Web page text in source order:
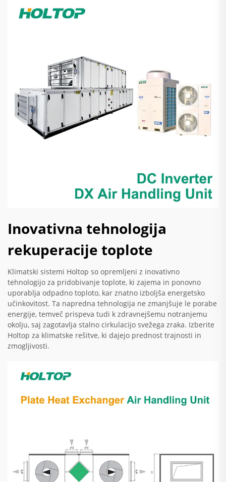
Inovativna tehnologija
rekuperacije toplote
Klimatski sistemi Holtop so opremljeni z inovativno
tehnologijo za pridobivanje toplote, ki zajema in ponovno
uporablja odpadno toploto, kar znatno izboljša energetsko
učinkovitost. Ta napredna tehnologija ne zmanjšuje le porabe
energije, temveč prispeva tudi k zdravnejšemu notranjemu
okolju, saj zagotavlja stalno cirkulacijo svežega zraka. Izberite
Holtop za klimatske rešitve, ki dajejo prednost trajnosti in
zmogljivosti.